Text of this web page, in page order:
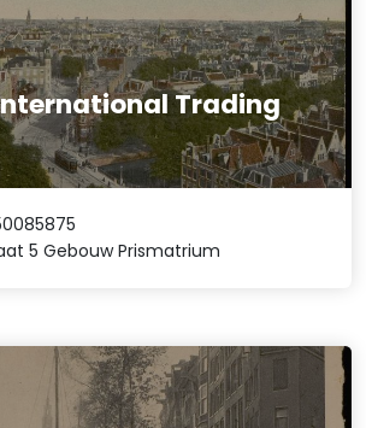
Trading
5 Gebouw Prismatrium